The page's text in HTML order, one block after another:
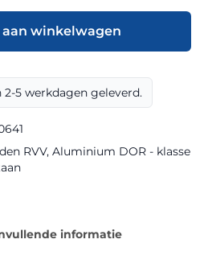
aan winkelwagen
5 werkdagen geleverd.
RVV, Aluminium DOR - klasse
informatie